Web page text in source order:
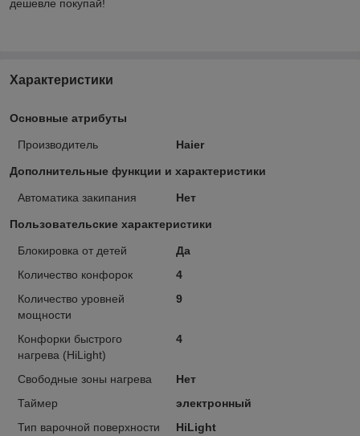
дешевле покупай!
Характеристики
Основные атрибуты
Производитель Haier
Дополнительные функции и характеристики
Автоматика закипания Нет
Пользовательские характеристики
Блокировка от детей
Да
Количество конфорок
4
Количество уровней
мощности
9
Конфорки быстрого
нагрева (HiLight)
4
Свободные зоны нагрева
Нет
Таймер
электронный
Тип варочной поверхности
HiLight